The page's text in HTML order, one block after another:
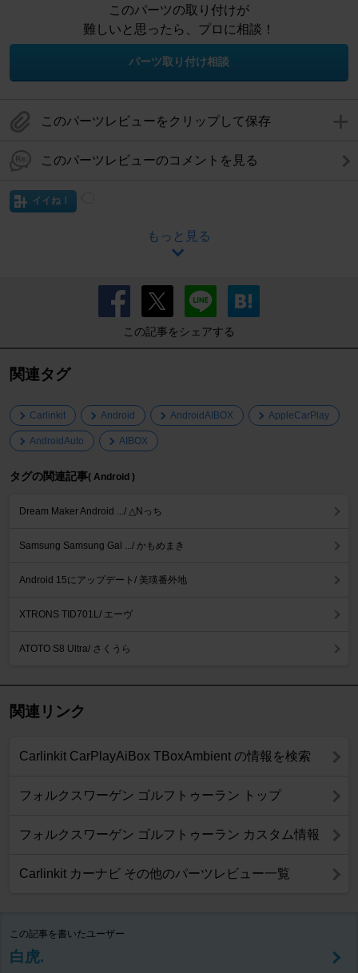
このパーツの取り付けが
難しいと思ったら、プロに相談！
パーツ取り付け相談
このパーツレビューをクリップして保存
このパーツレビューのコメントを見る
イイね！
もっと見る
この記事をシェアする
関連タグ
Carlinkit Android AndroidAIBOX AppleCarPlay
AndroidAuto AIBOX
タグの関連記事( Android )
Dream Maker Android .../ △Nっち
Samsung Samsung Gal .../ かもめまき
Android 15にアップデート/ 美瑛番外地
XTRONS TID701L/ エーヴ
ATOTO S8 Ultra/ さくうら
関連リンク
Carlinkit CarPlayAiBox TBoxAmbient の情報を検索
フォルクスワーゲン ゴルフトゥーラン トップ
フォルクスワーゲン ゴルフトゥーラン カスタム情報
Carlinkit カーナビ その他のパーツレビュー一覧
この記事を書いたユーザー
白虎.